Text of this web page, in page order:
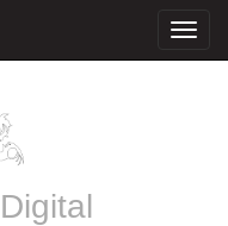
Digital